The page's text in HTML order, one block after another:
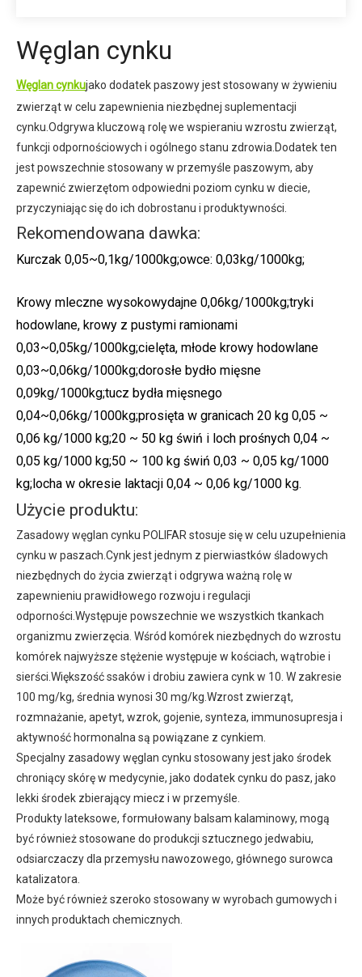
Węglan cynku
Węglan cynkujako dodatek paszowy jest stosowany w żywieniu
zwierząt w celu zapewnienia niezbędnej suplementacji
cynku.Odgrywa kluczową rolę we wspieraniu wzrostu zwierząt,
funkcji odpornościowych i ogólnego stanu zdrowia.Dodatek ten
jest powszechnie stosowany w przemyśle paszowym, aby
zapewnić zwierzętom odpowiedni poziom cynku w diecie,
przyczyniając się do ich dobrostanu i produktywności.
Rekomendowana dawka:
Kurczak 0,05~0,1kg/1000kg;owce: 0,03kg/1000kg;
Krowy mleczne wysokowydajne 0,06kg/1000kg;tryki
hodowlane, krowy z pustymi ramionami
0,03~0,05kg/1000kg;cielęta, młode krowy hodowlane
0,03~0,06kg/1000kg;dorosłe bydło mięsne
0,09kg/1000kg;tucz bydła mięsnego
0,04~0,06kg/1000kg;prosięta w granicach 20 kg 0,05 ~
0,06 kg/1000 kg;20 ~ 50 kg świń i loch prośnych 0,04 ~
0,05 kg/1000 kg;50 ~ 100 kg świń 0,03 ~ 0,05 kg/1000
kg;locha w okresie laktacji 0,04 ~ 0,06 kg/1000 kg.
Użycie produktu:
Zasadowy węglan cynku POLIFAR stosuje się w celu uzupełnienia
cynku w paszach.Cynk jest jednym z pierwiastków śladowych
niezbędnych do życia zwierząt i odgrywa ważną rolę w
zapewnieniu prawidłowego rozwoju i regulacji
odporności.Występuje powszechnie we wszystkich tkankach
organizmu zwierzęcia. Wśród komórek niezbędnych do wzrostu
komórek najwyższe stężenie występuje w kościach, wątrobie i
sierści.Większość ssaków i drobiu zawiera cynk w 10. W zakresie
100 mg/kg, średnia wynosi 30 mg/kg.Wzrost zwierząt,
rozmnażanie, apetyt, wzrok, gojenie, synteza, immunosupresja i
aktywność hormonalna są powiązane z cynkiem.
Specjalny zasadowy węglan cynku stosowany jest jako środek
chroniący skórę w medycynie, jako dodatek cynku do pasz, jako
lekki środek zbierający miecz i w przemyśle.
Produkty lateksowe, formułowany balsam kalaminowy, mogą
być również stosowane do produkcji sztucznego jedwabiu,
odsiarczaczy dla przemysłu nawozowego, głównego surowca
katalizatora.
Może być również szeroko stosowany w wyrobach gumowych i
innych produktach chemicznych.